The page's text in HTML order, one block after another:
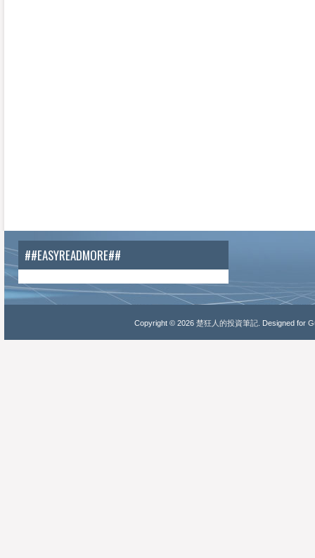
##EASYREADMORE##
Copyright © 2026 楚狂人的投資筆記. Designed for